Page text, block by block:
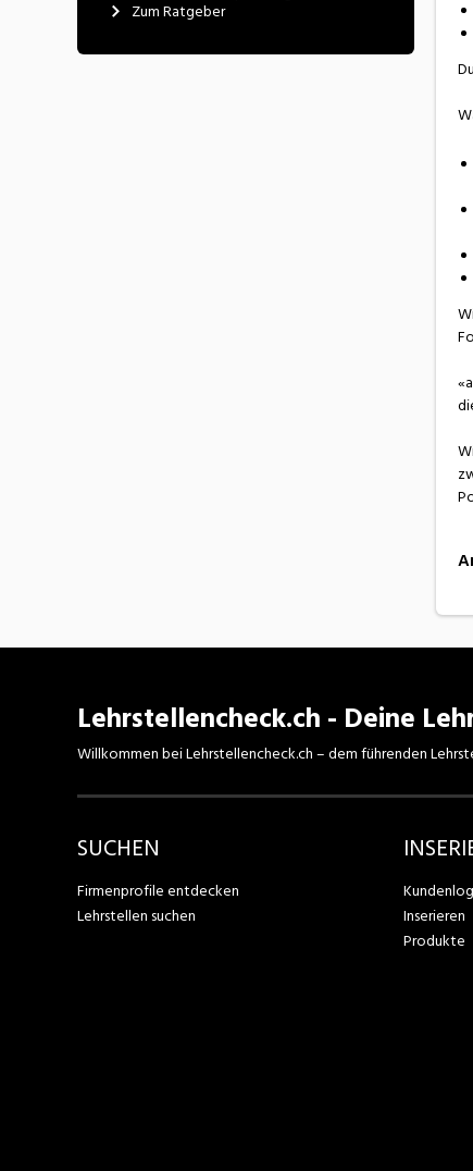
Zum Ratgeber
Lehrstellencheck.ch - Deine
Willkommen bei Lehrstellencheck.ch – dem führenden
SUCHEN
Firmenprofile entdecken
Lehrstellen suchen
Inserieren
Produkte